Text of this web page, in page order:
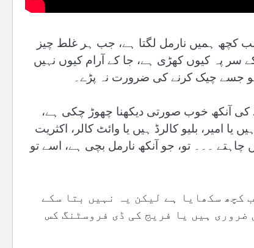
کچھ ہمیں نارمل لگتا ہے، جب ہر غلط چیز
سر پہ کیوں کھڑی ہے، جا کے آرام کیوں نہیں
جسے چیک کرنے کی ضرورت نہ پڑے۔
کی آنکھ خوب صورتی دیکھنا چھوڑ چکی ہے،
امیر، بلیو کالرڈ ہیں یا وائٹ کالر، اکثریت
۔۔۔ تو، جو آنکھ نارمل بچی ہے، اسے تو
کچھ سکھایا ہے لیکن یہ نہیں بتا سکے
ہیں یا فریج کی ڈی فروسٹنگ کس